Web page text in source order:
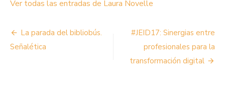
Ver todas las entradas de Laura Novelle
Navegación
de
La parada del bibliobús.
Señalética
#JEID17: Sinergias entre
profesionales para la
transformación digital